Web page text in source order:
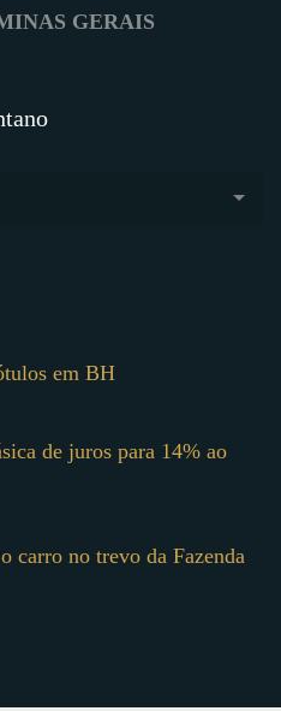
GERAIS
em BH
de juros para 14% ao
carro no trevo da Fazenda